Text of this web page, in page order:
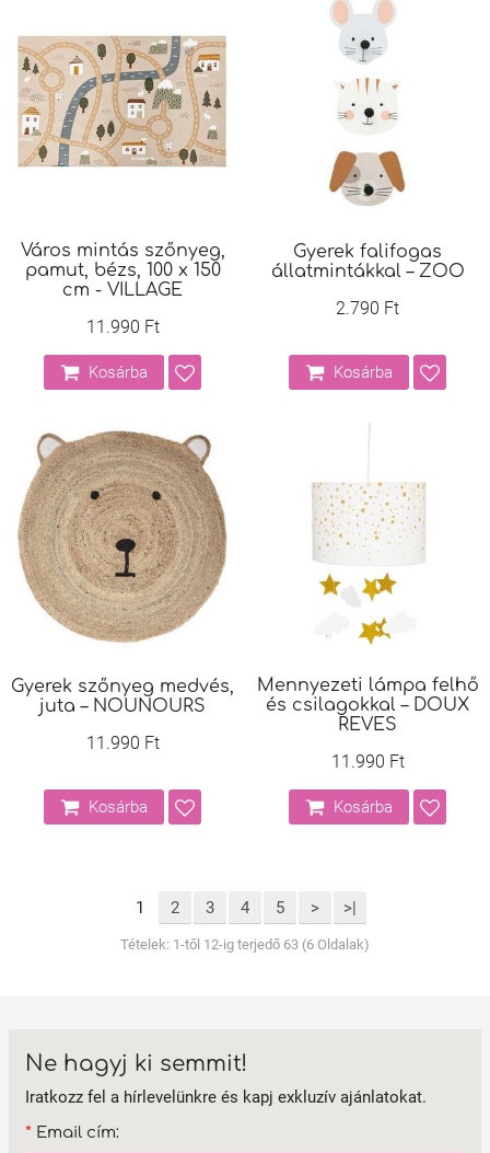
Város mintás szőnyeg,
pamut, bézs, 100 x 150
cm - VILLAGE
11.990 Ft
Kosárba
Gyerek falifogas
állatmintákkal – ZOO
2.790 Ft
Kosárba
Gyerek szőnyeg medvés,
juta – NOUNOURS
11.990 Ft
Kosárba
Mennyezeti lámpa felhő
és csilagokkal – DOUX
REVES
11.990 Ft
Kosárba
1 2 3 4 5 > >|
Tételek: 1-től 12-ig terjedő 63 (6 Oldalak)
Ne hagyj ki semmit!
Iratkozz fel a hírlevelünkre és kapj exkluzív ajánlatokat.
* Email cím: